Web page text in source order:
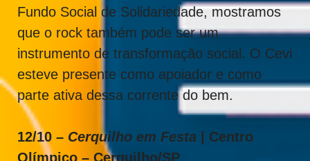
Fundo Social de Solidariedade, mostramos
que o rock também pode ser um
instrumento de transformação social. O Cevi
esteve presente como apoiador e como
parte ativa dessa corrente do bem.
12/10 – Cerquilho em Festa | Centro
Olímpico – Cerquilho/SP